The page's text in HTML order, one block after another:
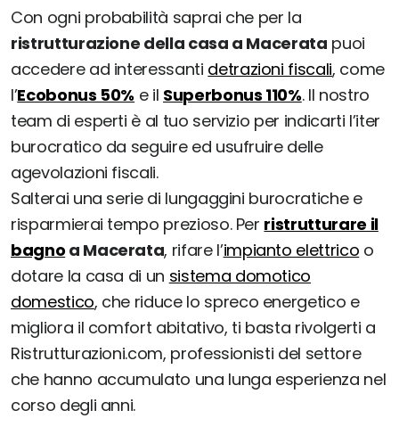
Con ogni probabilità saprai che per la
ristrutturazione della casa a Macerata puoi
accedere ad interessanti detrazioni fiscali, come
l’Ecobonus 50% e il Superbonus 110%. Il nostro
team di esperti è al tuo servizio per indicarti l’iter
burocratico da seguire ed usufruire delle
agevolazioni fiscali.
Salterai una serie di lungaggini burocratiche e
risparmierai tempo prezioso. Per ristrutturare il
bagno a Macerata, rifare l’impianto elettrico o
dotare la casa di un sistema domotico
domestico, che riduce lo spreco energetico e
migliora il comfort abitativo, ti basta rivolgerti a
Ristrutturazioni.com, professionisti del settore
che hanno accumulato una lunga esperienza nel
corso degli anni.